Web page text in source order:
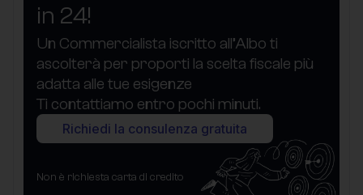
in 24!
Un Commercialista iscritto all’Albo ti
ascolterà per proporti la scelta fiscale più
adatta alle tue esigenze
Ti contattiamo entro pochi minuti.
Richiedi la consulenza gratuita
Non è richiesta carta di credito